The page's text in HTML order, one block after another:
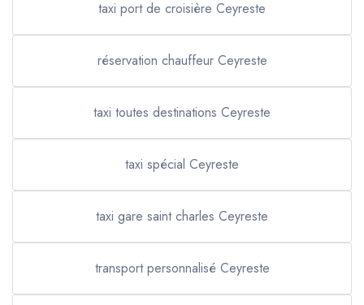
taxi port de croisière Ceyreste
réservation chauffeur Ceyreste
taxi toutes destinations Ceyreste
taxi spécial Ceyreste
taxi gare saint charles Ceyreste
transport personnalisé Ceyreste